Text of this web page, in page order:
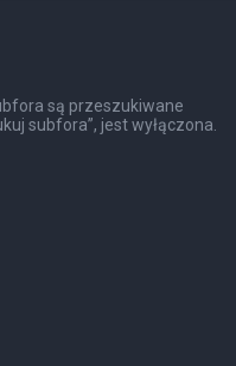
są przeszukiwane
subfora”, jest wyłączona.